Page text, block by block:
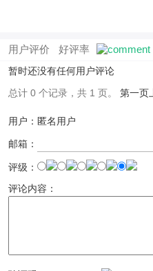
用户评价 好评率
暂时还没有任何用户评论
总计 0 个记录，共 1 页。 第一页
用户：匿名用户
邮箱：
评级：
评论内容：